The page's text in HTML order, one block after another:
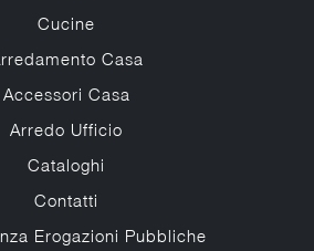
Cucine
Casa
Accessori Casa
Arredo Ufficio
Cataloghi
Contatti
Erogazioni Pubbliche